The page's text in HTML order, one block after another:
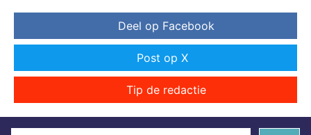
Deel op Facebook
Post op X
Tip de redactie